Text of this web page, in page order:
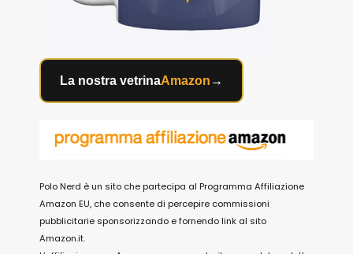
La nostra vetrinaAmazon →
Polo Nerd è un sito che partecipa al Programma Affiliazione
Amazon EU, che consente di percepire commissioni
pubblicitarie sponsorizzando e fornendo link al sito
Amazon.it.